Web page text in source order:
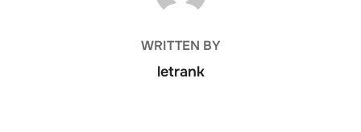
WRITTEN BY
letrank